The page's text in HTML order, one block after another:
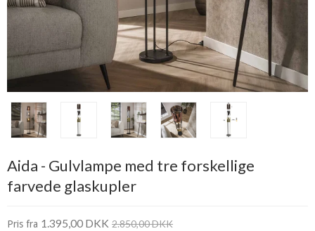
Aida - Gulvlampe med tre forskellige
farvede glaskupler
Pris fra 1.395,00 DKK 2.850,00 DKK